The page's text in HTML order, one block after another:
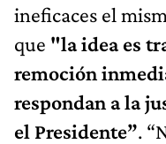
ineficaces el
que "la idea es
remoción
respondan a la
el Presidente”.